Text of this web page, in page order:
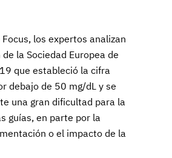
Focus, los expertos analizan
la Sociedad Europea de
que estableció la cifra
debajo de 50 mg/dL y se
una gran dificultad para la
guías, en parte por la
o el impacto de la